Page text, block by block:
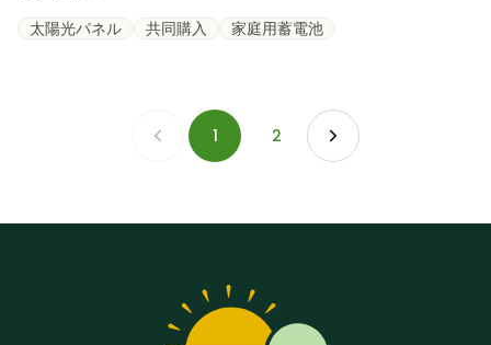
太陽光パネル
共同購入 家庭用蓄電池
1 2